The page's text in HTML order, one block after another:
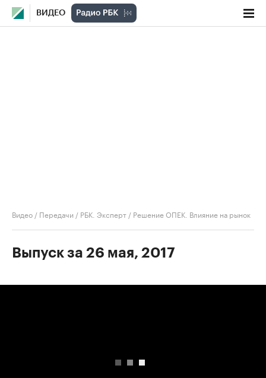
ВИДЕО
Видео / Передачи / РБК. Эксперт / Решение ОПЕК. Влияние на рынок
Выпуск за 26 мая, 2017